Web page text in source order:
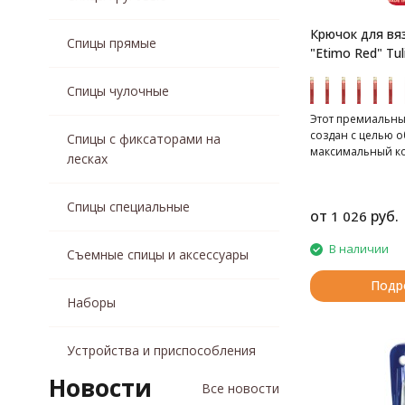
Крючок для
"Etimo Red"
Этот
создан с целью
максимальный
от 1 026 руб.
В наличии
Спицы прямые
Спицы чулочные
Спицы с фиксаторами на
лесках
Спицы специальные
Съемные спицы и аксессуары
Наборы
Устройства и приспособления
Новости Все новости